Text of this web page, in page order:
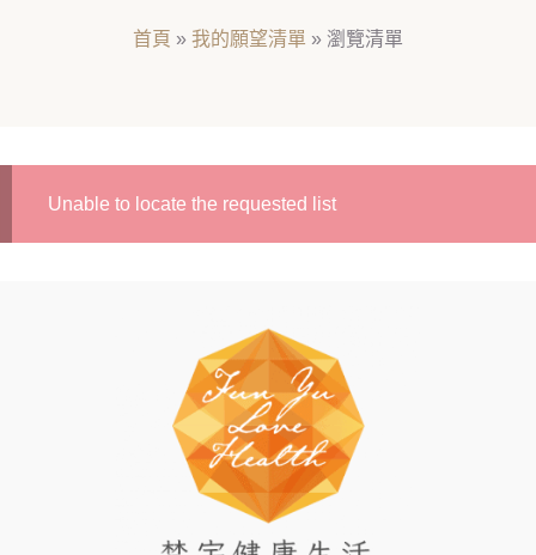
首頁 » 我的願望清單 » 瀏覽清單
Unable to locate the requested list